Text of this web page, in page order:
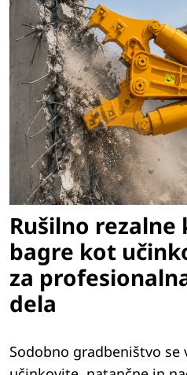
Rušilno rezalne
bagre kot
za
dela
Sodobno gradbeništvo